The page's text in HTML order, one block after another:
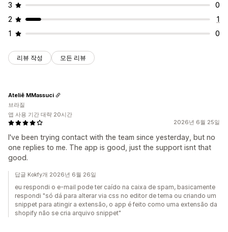
3
0
2
1
1
0
리뷰 작성 모든 리뷰
2026년 6월 25일
I've been trying contact with the team since yesterday, but no
one replies to me. The app is good, just the support isnt that
good.
Ateliê MMassuci
브라질
앱 사용 기간 대략 20시간
답글 Kokfy개 2026년 6월 26일
eu respondi o e-mail pode ter caído na caixa de spam, basicamente
respondi "só dá para alterar via css no editor de tema ou criando um
snippet para atingir a extensão, o app é feito como uma extensão da
shopify não se cria arquivo snippet"